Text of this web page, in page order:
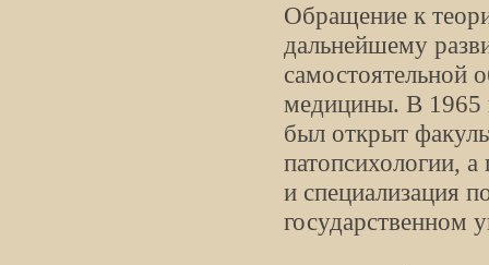
Обращение к
дальнейшему
самостоятельной
медицины. В 1965
был открыт
патопсихологии,
и специализация
государственном